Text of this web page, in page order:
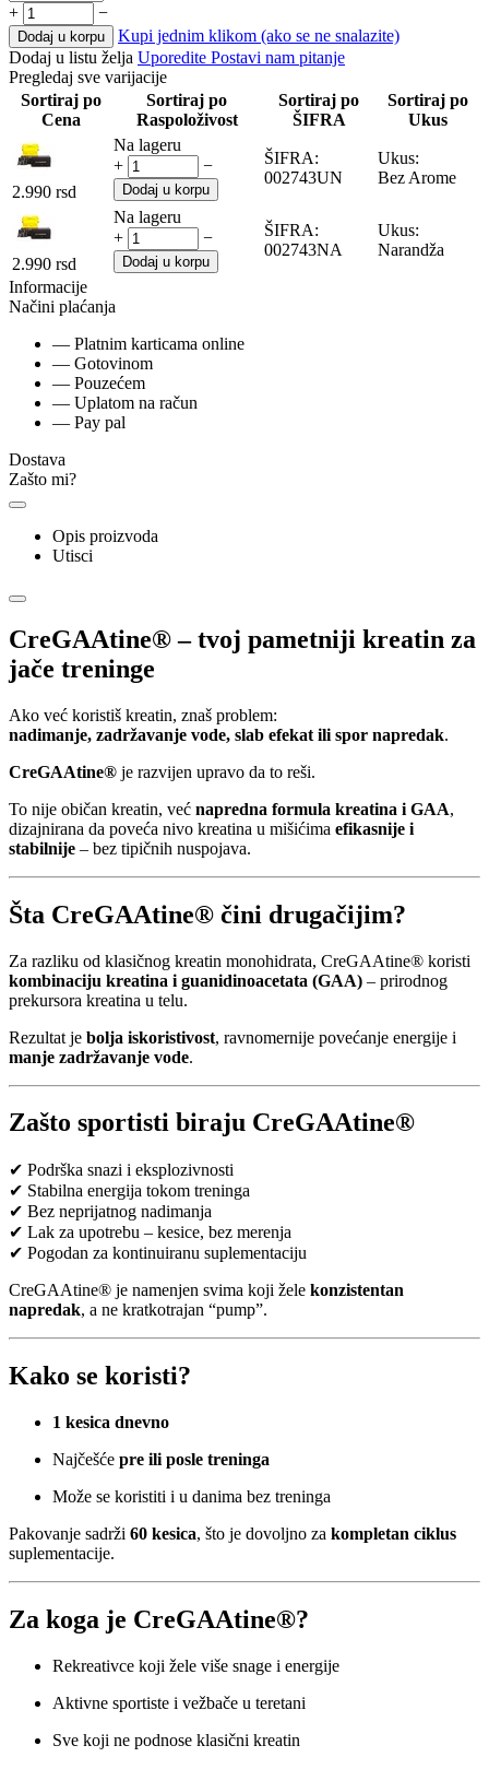
+ −
Dodaj u korpu
Kupi jednim klikom (ako se ne snalazite)
Dodaj u listu želja Uporedite Postavi nam pitanje
Pregledaj sve varijacije
Sortiraj po
Cena
Sortiraj po
Raspoloživost
Sortiraj po
ŠIFRA
Sortiraj po
Ukus
2.990 rsd
Na lageru
+
−
Dodaj u korpu
ŠIFRA:
002743UN
Ukus:
Bez Arome
2.990 rsd
Na lageru
+
−
Dodaj u korpu
ŠIFRA:
002743NA
Ukus:
Narandža
Informacije
Načini plaćanja
— Platnim karticama online
— Gotovinom
— Pouzećem
— Uplatom na račun
— Pay pal
Dostava
Zašto mi?
Opis proizvoda
Utisci
CreGAAtine® – tvoj pametniji kreatin za
jače treninge
Ako već koristiš kreatin, znaš problem:
nadimanje, zadržavanje vode, slab efekat ili spor napredak.
CreGAAtine® je razvijen upravo da to reši.
To nije običan kreatin, već napredna formula kreatina i GAA,
dizajnirana da poveća nivo kreatina u mišićima efikasnije i
stabilnije – bez tipičnih nuspojava.
Šta CreGAAtine® čini drugačijim?
Za razliku od klasičnog kreatin monohidrata, CreGAAtine® koristi
kombinaciju kreatina i guanidinoacetata (GAA) – prirodnog
prekursora kreatina u telu.
Rezultat je bolja iskoristivost, ravnomernije povećanje energije i
manje zadržavanje vode.
Zašto sportisti biraju CreGAAtine®
✔ Podrška snazi i eksplozivnosti
✔ Stabilna energija tokom treninga
✔ Bez neprijatnog nadimanja
✔ Lak za upotrebu – kesice, bez merenja
✔ Pogodan za kontinuiranu suplementaciju
CreGAAtine® je namenjen svima koji žele konzistentan
napredak, a ne kratkotrajan “pump”.
Kako se koristi?
1 kesica dnevno
Najčešće pre ili posle treninga
Može se koristiti i u danima bez treninga
Pakovanje sadrži 60 kesica, što je dovoljno za kompletan ciklus
suplementacije.
Za koga je CreGAAtine®?
Rekreativce koji žele više snage i energije
Aktivne sportiste i vežbače u teretani
Sve koji ne podnose klasični kreatin